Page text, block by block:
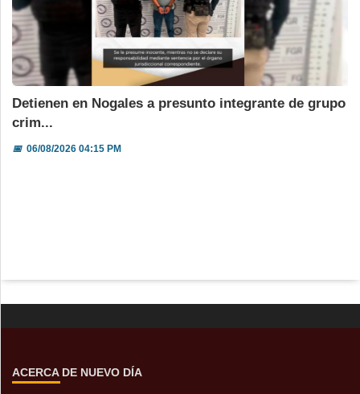
Detienen en Nogales a presunto integrante de grupo
crim...
📅06/08/2026 04:15 PM
ACERCA DE NUEVO DÍA